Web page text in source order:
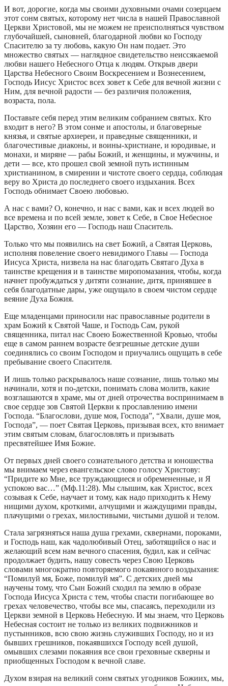
И вот, дорогие, когда мы своими духовными очами созерцаем
этот сонм святых, которому нет числа в нашей Православной
Церкви Христовой, мы не можем не преисполняться чувством
глубочайшей, сыновней, благодарной любви ко Господу
Спасителю за ту любовь, какую Он нам подает. Это
множество святых — наглядное свидетельство неиссякаемой
любви нашего Небесного Отца к людям. Открыв двери
Царства Небесного Своим Воскресением и Вознесением,
Господь Иисус Христос всех зовет к Себе для вечной жизни с
Ним, для вечной радости — без различия положения,
возраста, пола.
Поставьте себя перед этим великим собранием святых. Кто
входит в него? В этом сонме и апостолы, и благоверные
князья, и святые архиереи, и праведные священники, и
благочестивые диаконы, и воины-христиане, и юродивые, и
монахи, и миряне — рабы Божий, и женщины, и мужчины, и
дети — все, кто прошел свой земной путь истинным
христианином, в смирении и чистоте своего сердца, соблюдая
веру во Христа до последнего своего издыхания. Всех
Господь обнимает Своею любовью.
А нас с вами? О, конечно, и нас с вами, как и всех людей во
все времена и по всей земле, зовет к Себе, в Свое Небесное
Царство, Хозяин его — Господь наш Спаситель.
Только что мы появились на свет Божий, а Святая Церковь,
исполняя повеление своего невидимого Главы — Господа
Иисуса Христа, низвела на нас благодать Святаго Духа в
таинстве крещения и в таинстве миропомазания, чтобы, когда
начнет пробуждаться у дитяти сознание, дитя, принявшее в
себя благодатные дары, уже ощущало в своем чистом сердце
веяние Духа Божия.
Еще младенцами приносили нас православные родители в
храм Божий к Святой Чаше, и Господь Сам, рукой
священника, питал нас Своею Божественной Кровью, чтобы
еще в самом раннем возрасте безгрешные детские души
соединялись со своим Господом и приучались ощущать в себе
пребывание своего Спасителя.
И лишь только раскрывалось наше сознание, лишь только мы
начинали, хотя и по-детски, понимать слова молитв, какие
возглашаются в храме, мы от дней отрочества воспринимаем в
свое сердце зов Святой Церкви к прославлению имени
Господа. “Благослови, душе моя, Господа”, “Хвали, душе моя,
Господа”, — поет Святая Церковь, призывая всех, кто внимает
этим святым словам, благословлять и призывать
пресвятейшее Имя Божие.
От первых дней своего сознательного детства и юношества
мы внимаем через евангельское слово голосу Христову:
“Придите ко Мне, все труждающиеся и обремененные, и Я
успокою вас…” (Мф.11:28). Мы слышим, как Христос, всех
созывая к Себе, научает и тому, как надо приходить к Нему
нищими духом, кроткими, алчущими и жаждущими правды,
плачущими о грехах, милостивыми, чистыми душой и телом.
Стала загрязняться наша душа грехами, сквернами, пороками,
и Господь наш, как чадолюбивый Отец, заботящийся о нас и
желающий всем нам вечного спасения, будил, как и сейчас
продолжает будить, нашу совесть через Свою Церковь
словами многократно повторяемого покаянного воздыхания:
“Помилуй мя, Боже, помилуй мя”. С детских дней мы
научены тому, что Сын Божий сходил па землю в образе
Господа Иисуса Христа с тем, чтобы спасти погибающее во
грехах человечество, чтобы все мы, спасаясь, переходили из
Церкви земной в Церковь Небесную. И мы знаем, что Церковь
Небесная состоит не только из великих подвижников и
пустынников, всю свою жизнь служивших Господу, но и из
бывших грешников, покаявшихся Господу всей душой,
омывших слезами покаяния все свои греховные скверны и
приобщенных Господом к вечной славе.
Духом взирая на великий сонм святых угодников Божиих, мы,